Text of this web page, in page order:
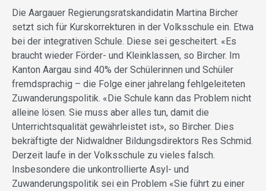
Die Aargauer Regierungsratskandidatin Martina Bircher
setzt sich für Kurskorrekturen in der Volksschule ein. Etwa
bei der integrativen Schule. Diese sei gescheitert. «Es
braucht wieder Förder- und Kleinklassen, so Bircher. Im
Kanton Aargau sind 40% der Schülerinnen und Schüler
fremdsprachig – die Folge einer jahrelang fehlgeleiteten
Zuwanderungspolitik. «Die Schule kann das Problem nicht
alleine lösen. Sie muss aber alles tun, damit die
Unterrichtsqualität gewährleistet ist», so Bircher. Dies
bekräftigte der Nidwaldner Bildungsdirektors Res Schmid.
Derzeit laufe in der Volksschule zu vieles falsch.
Insbesondere die unkontrollierte Asyl- und
Zuwanderungspolitik sei ein Problem «Sie führt zu einer